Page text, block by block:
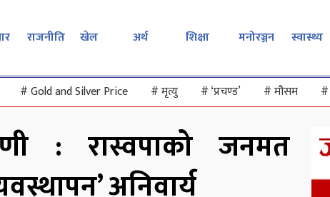
राजनीति खेल अर्थ शिक्षा मनोरञ्जन स्वास्थ्य
#Gold and Silver Price #मृत्यु #‘प्रचण्ड’ #मौसम #
: रास्वपाको जनमत
अनिवार्य